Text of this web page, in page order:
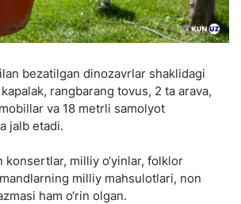
bezatilgan dinozavrlar shaklidagi
rangbarang tovus, 2 ta arava,
va 18 metrli samolyot
jalb etadi.
konsertlar, milliy o‘yinlar, folklor
milliy mahsulotlari, non
ham o‘rin olgan.